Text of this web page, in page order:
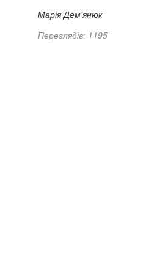
Марія Дем'янюк
Переглядів: 1195